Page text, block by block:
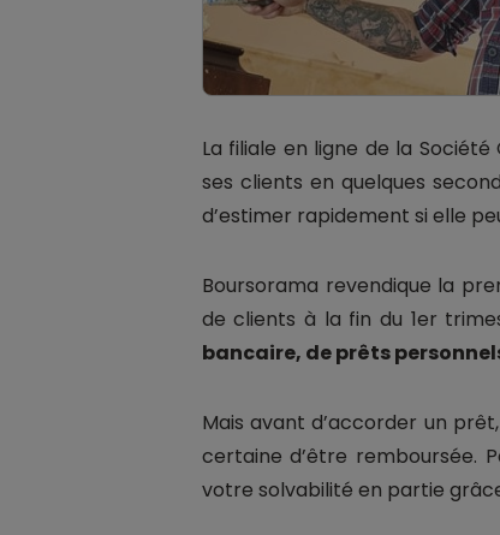
La filiale en ligne de la
ses clients en quelques
d’estimer rapidement si elle
Boursorama revendique la
de clients à la fin du 1er
bancaire, de prêts
Mais avant d’accorder un
certaine d’être remboursée.
votre solvabilité en partie